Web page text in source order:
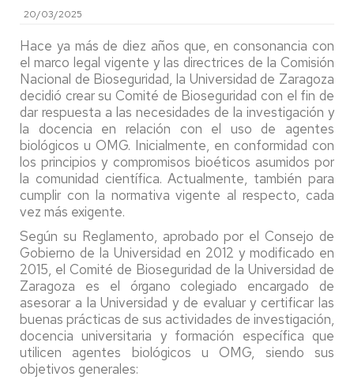
20/03/2025
Hace ya más de diez años que, en consonancia con
el marco legal vigente y las directrices de la Comisión
Nacional de Bioseguridad, la Universidad de Zaragoza
decidió crear su Comité de Bioseguridad con el fin de
dar respuesta a las necesidades de la investigación y
la docencia en relación con el uso de agentes
biológicos u OMG. Inicialmente, en conformidad con
los principios y compromisos bioéticos asumidos por
la comunidad científica. Actualmente, también para
cumplir con la normativa vigente al respecto, cada
vez más exigente.
Según su Reglamento, aprobado por el Consejo de
Gobierno de la Universidad en 2012 y modificado en
2015, el Comité de Bioseguridad de la Universidad de
Zaragoza es el órgano colegiado encargado de
asesorar a la Universidad y de evaluar y certificar las
buenas prácticas de sus actividades de investigación,
docencia universitaria y formación específica que
utilicen agentes biológicos u OMG, siendo sus
objetivos generales: